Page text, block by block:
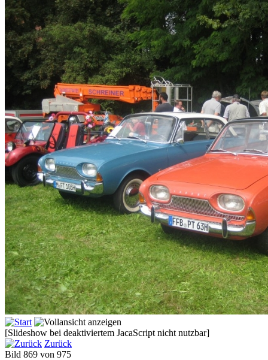
[Slideshow bei deaktiviertem JacaScript nicht nutzbar]
Zurück
Bild 869 von 975